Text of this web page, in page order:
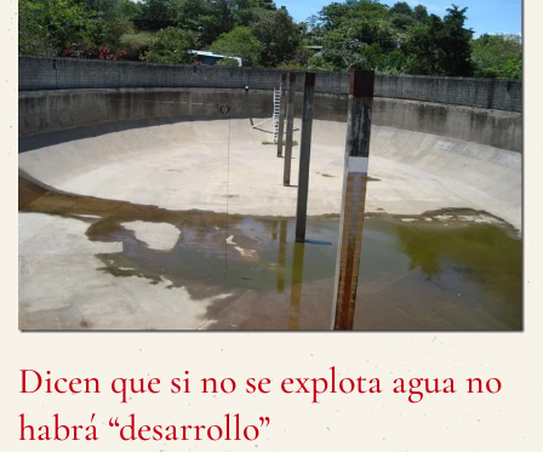
Dicen que si no se explota agua no
habrá “desarrollo”